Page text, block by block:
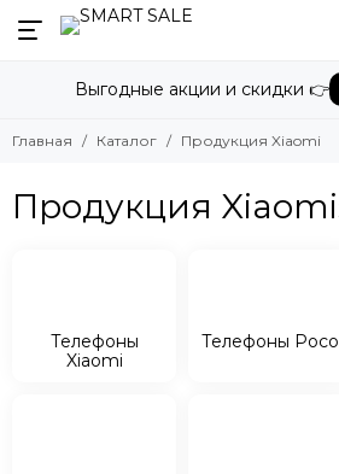
Назад
Продукция Xiaomi
Телефоны Xiaomi
Планшеты Xiaomi
Аэрогрили Xiaomi
Выгодные акции и скидки 👉
Главная Каталог Продукция Xiaomi
Продукция Xiaomi
Телефоны
Xiaomi
Телефоны Poco